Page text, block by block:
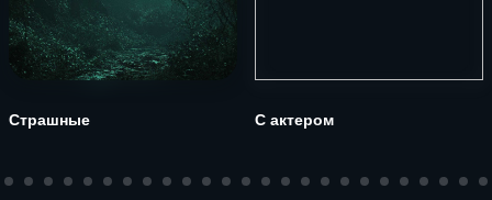
Страшные С актером